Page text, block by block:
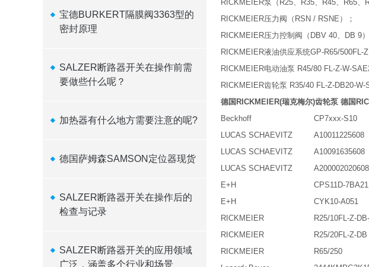
宝德BURKERT隔膜阀3363型的
密封原理
SALZER断路器开关在操作前需
要做些什么呢？
加热器有什么地方需要注意的呢?
德国萨姆森SAMSON定位器现货
SALZER断路器开关在操作后的
检查与记录
SALZER断路器开关的应用领域
广泛，涵盖多个行业和场景
RICKMEIER泵（R25、R35、R45、R65、
RICKMEIER压力阀（RSN / RSNE）；
RICKMEIER压力控制阀（DBV 40、DB 9）
RICKMEIER液油供应系统GP-R65/
RICKMEIER电动油泵 R45/80 FL-Z-W-
RICKMEIER齿轮泵 R35/40 FL-Z-DB20-W-
德国RICKMEIER(瑞克梅尔)齿轮泵 德国
Beckhoff
CP7xxx-S10
LUCAS SCHAEVITZ
A10011225608
LUCAS SCHAEVITZ
A10091635608
LUCAS SCHAEVITZ
A200002020608
E+H
CPS11D-
E+H
CYK10-A051
RICKMEIER
R25/10FL-Z-
RICKMEIER
R25/20FL-Z-DB
RICKMEIER
R65/250